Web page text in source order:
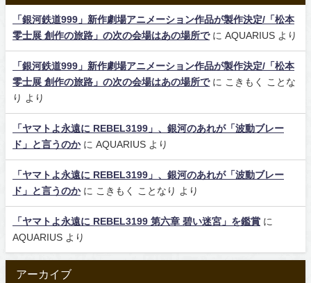
「銀河鉄道999」新作劇場アニメーション作品が製作決定/「松本
零士展 創作の旅路」の次の会場はあの場所でに AQUARIUS より
「銀河鉄道999」新作劇場アニメーション作品が製作決定/「松本
零士展 創作の旅路」の次の会場はあの場所でに こきもく ことな
り
より
「ヤマトよ永遠に REBEL3199」、銀河のあれが「波動ブレー
ド」と言うのかに AQUARIUS より
「ヤマトよ永遠に REBEL3199」、銀河のあれが「波動ブレー
ド」と言うのかに こきもく ことなり より
「ヤマトよ永遠に REBEL3199 第六章 碧い迷宮」を鑑賞 に
AQUARIUS より
アーカイブ